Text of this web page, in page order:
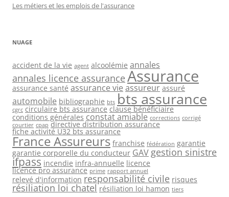
Les métiers et les emplois de l'assurance
NUAGE
accident de la vie agent alcoolémie annales
annales licence assurance Assurance
assurance santé assurance vie assureur assuré
automobile bibliographie bts bts assurance
cgrc circulaire bts assurance clause bénéficiaire
conditions générales constat amiable corrections corrigé
courtier cpap directive distribution assurance
fiche activité U32 bts assurance
France Assureurs franchise fédération garantie
garantie corporelle du conducteur GAV gestion sinistre
ifpass incendie infra-annuelle licence
licence pro assurance prime rapport annuel
relevé d'information responsabilité civile risques
résiliation loi chatel résiliation loi hamon tiers